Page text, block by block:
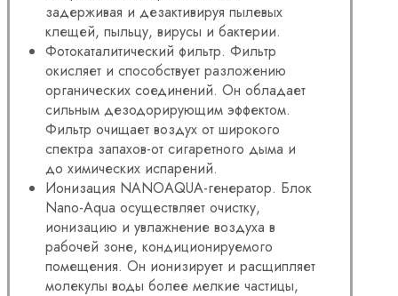
задерживая и дезактивируя пылевых
клещей, пыльцу, вирусы и бактерии.
Фотокаталитический фильтр. Фильтр
окисляет и способствует разложению
органических соединений. Он обладает
сильным дезодорирующим эффектом.
Фильтр очищает воздух от широкого
спектра запахов-от сигаретного дыма и
до химических испарений.
Ионизация NANOAQUA-генератор. Блок
Nano-Aqua осуществляет очистку,
ионизацию и увлажнение воздуха в
рабочей зоне, кондиционируемого
помещения. Он ионизирует и расщипляет
молекулы воды более мелкие частицы,